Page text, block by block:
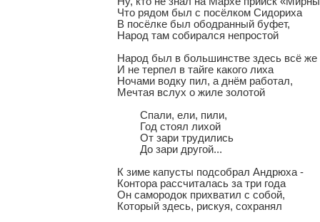
Что рядом был с посёлком Сидориха
В посёлке был ободранный буфет,
Народ там собирался непростой
Народ был в большинстве здесь всё
И не терпел в тайге какого лиха
Ночами водку пил, а днём работал,
Мечтая вслух о жиле золотой
К зиме капусты подсобрал Андрюха -
Контора рассчиталась за три года
Он самородок прихватил с собой,
Который здесь, рискуя, сохранял